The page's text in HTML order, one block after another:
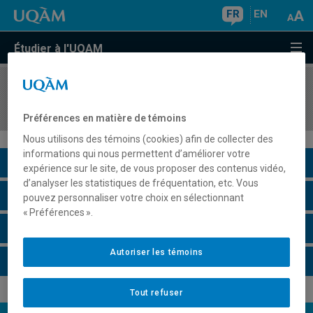
FR EN
Étudier à l'UQAM
COURS//
Description du cours
Horaire - Été 2026
Préférences en matière de témoins
Nous utilisons des témoins (cookies) afin de collecter des
informations qui nous permettent d’améliorer votre
expérience sur le site, de vous proposer des contenus vidéo,
d’analyser les statistiques de fréquentation, etc. Vous
pouvez personnaliser votre choix en sélectionnant
« Préférences ».
Tout refuser
Autoriser les témoins